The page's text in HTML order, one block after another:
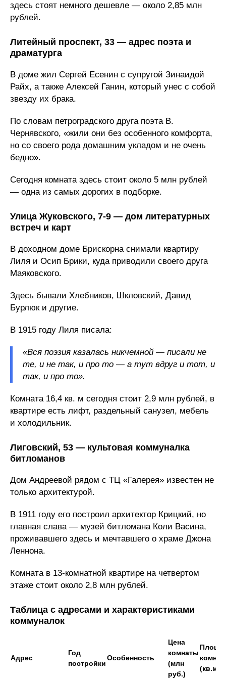
здесь стоят немного дешевле — около 2,85 млн
рублей.
Литейный проспект, 33 — адрес поэта и
драматурга
В доме жил Сергей Есенин с супругой Зинаидой
Райх, а также Алексей Ганин, который унес с собой
звезду их брака.
По словам петроградского друга поэта В.
Чернявского, «жили они без особенного комфорта,
но со своего рода домашним укладом и не очень
бедно».
Сегодня комната здесь стоит около 5 млн рублей
— одна из самых дорогих в подборке.
Улица Жуковского, 7-9 — дом литературных
встреч и карт
В доходном доме Брискорна снимали квартиру
Лиля и Осип Брики, куда приводили своего друга
Маяковского.
Здесь бывали Хлебников, Шкловский, Давид
Бурлюк и другие.
В 1915 году Лиля писала:
«Вся поэзия казалась никчемной — писали не
те, и не так, и про то — а тут вдруг и тот, и
так, и про то».
Комната 16,4 кв. м сегодня стоит 2,9 млн рублей, в
квартире есть лифт, раздельный санузел, мебель
и холодильник.
Лиговский, 53 — культовая коммуналка
битломанов
Дом Андреевой рядом с ТЦ «Галерея» известен не
только архитектурой.
В 1911 году его построил архитектор Крицкий, но
главная слава — музей битломана Коли Васина,
проживавшего здесь и мечтавшего о храме Джона
Леннона.
Комната в 13-комнатной квартире на четвертом
этаже стоит около 2,8 млн рублей.
Таблица с адресами и характеристиками
коммуналок
Адрес
Год
постройки
Особенность
Цена
комнаты
(млн
руб.)
(кв.м)